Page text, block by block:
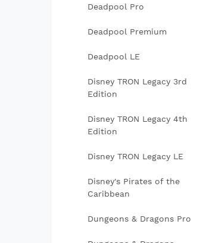
Deadpool Pro
Deadpool Premium
Deadpool LE
Disney TRON Legacy 3rd
Edition
Disney TRON Legacy 4th
Edition
Disney TRON Legacy LE
Disney's Pirates of the
Caribbean
Dungeons & Dragons Pro